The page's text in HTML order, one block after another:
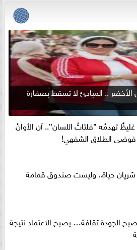
.. المبادئ لا تسقط بصفارة
تهدمُه ”فلتاتُ اللسان”.. آن الأوانُ
فوضى الطلاق الشفهي!
شريان حياة.. وليست صندوق قمامة
الجودة ثقافة… يصبح الاعتماد نتيجة